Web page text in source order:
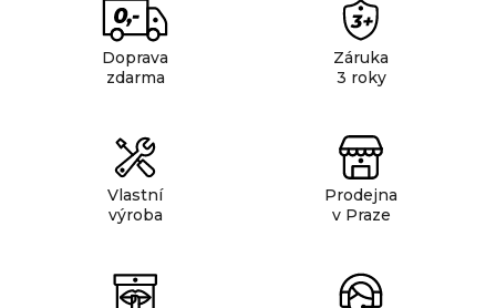
Doprava
zdarma
Záruka
3 roky
Vlastní
výroba
Prodejna
v Praze